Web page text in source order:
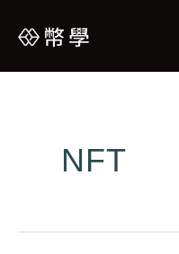
NFT